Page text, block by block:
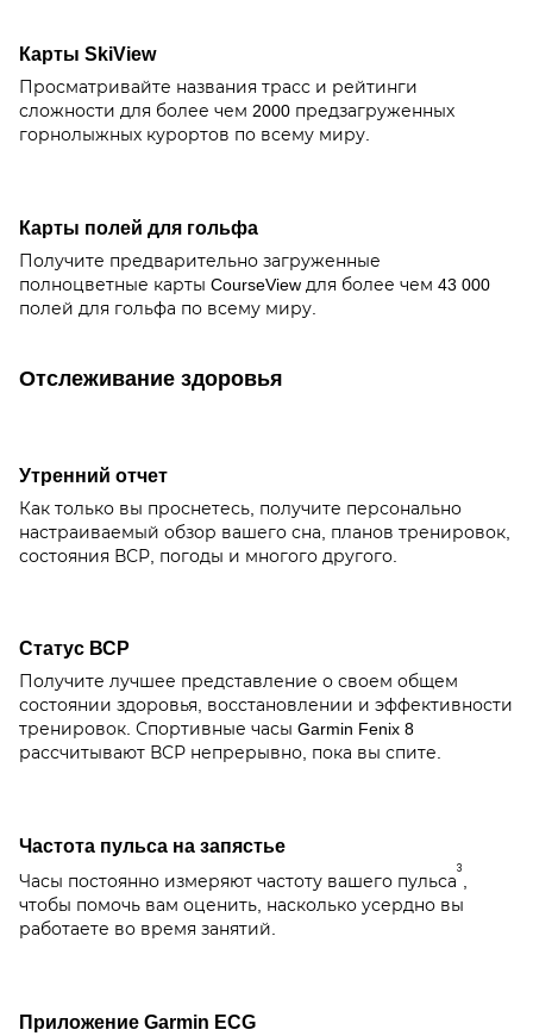
Карты SkiView
Просматривайте названия трасс и рейтинги
сложности для более чем 2000 предзагруженных
горнолыжных курортов по всему миру.
Карты полей для гольфа
Получите предварительно загруженные
полноцветные карты CourseView для более чем 43 000
полей для гольфа по всему миру.
Отслеживание здоровья
Утренний отчет
Как только вы проснетесь, получите персонально
настраиваемый обзор вашего сна, планов тренировок,
состояния ВСР, погоды и многого другого.
Статус ВСР
Получите лучшее представление о своем общем
состоянии здоровья, восстановлении и эффективности
тренировок. Спортивные часы Garmin Fenix 8
рассчитывают ВСР непрерывно, пока вы спите.
Частота пульса на запястье
Часы постоянно измеряют частоту вашего пульса
3
чтобы помочь вам оценить, насколько усердно вы
работаете во время занятий.
Приложение Garmin ECG